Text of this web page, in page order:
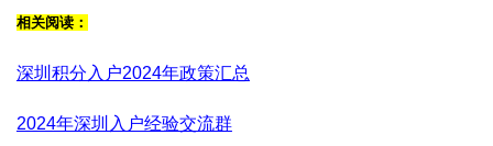
相关阅读：
深圳积分入户2024年政策汇总
2024年深圳入户经验交流群